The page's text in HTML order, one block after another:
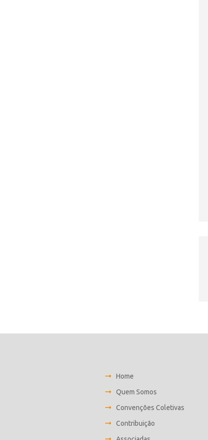
Home
Quem Somos
Convenções Coletivas
Contribuição